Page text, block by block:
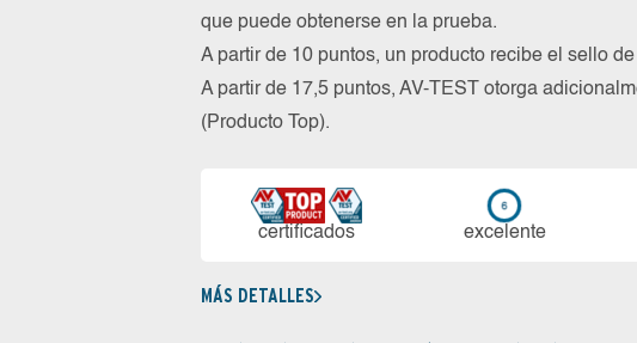
que puede obtenerse en la prueba.
A partir de 10 puntos, un producto recibe el sello
A partir de 17,5 puntos, AV-TEST otorga
(Producto Top).
certi­ficados ex­ce­len­te
MÁS DETALLES